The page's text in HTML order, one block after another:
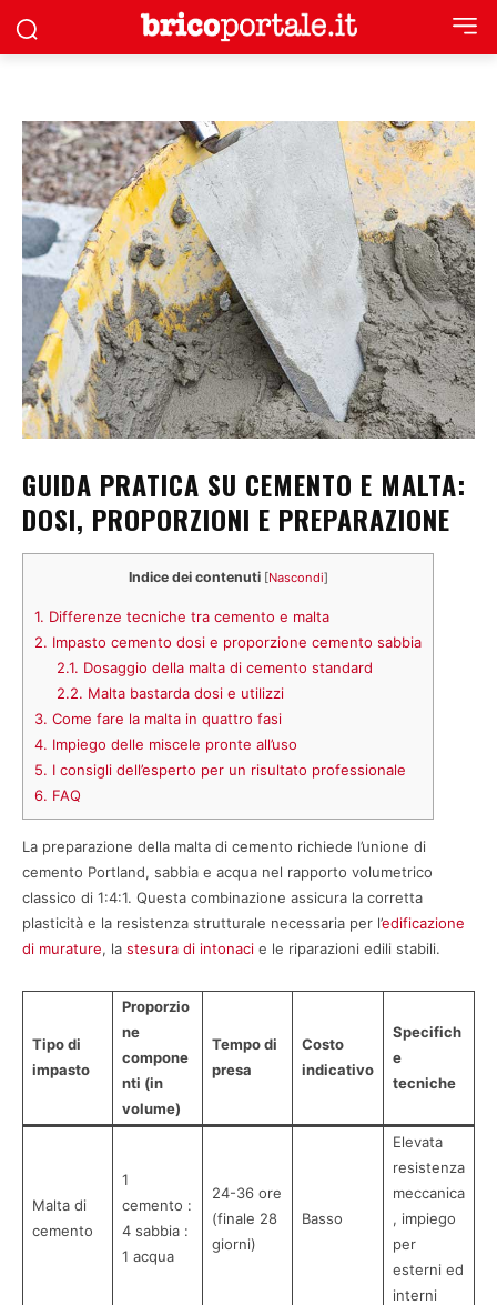
GUIDA PRATICA SU CEMENTO E MALTA:
DOSI, PROPORZIONI E PREPARAZIONE
Indice dei contenuti [Nascondi]
1. Differenze tecniche tra cemento e malta
2. Impasto cemento dosi e proporzione cemento sabbia
2.1. Dosaggio della malta di cemento standard
2.2. Malta bastarda dosi e utilizzi
3. Come fare la malta in quattro fasi
4. Impiego delle miscele pronte all’uso
5. I consigli dell’esperto per un risultato professionale
6. FAQ
La preparazione della malta di cemento richiede l’unione di
cemento Portland, sabbia e acqua nel rapporto volumetrico
classico di 1:4:1. Questa combinazione assicura la corretta
plasticità e la resistenza strutturale necessaria per l’edificazione
di murature, la stesura di intonaci e le riparazioni edili stabili.
Tipo di
impasto
Proporzio
ne
compone
nti (in
volume)
Tempo di
presa
Costo
indicativo
Specifich
e
tecniche
Malta di
cemento
1
cemento :
4 sabbia :
1 acqua
24-36 ore
(finale 28
giorni)
Basso
Elevata
resistenza
meccanica
, impiego
per
esterni ed
interni